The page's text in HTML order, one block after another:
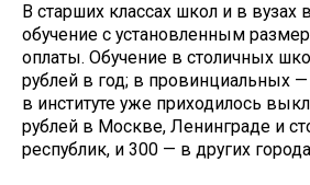
В старших классах школ и в вузах
обучение с установленным
оплаты. Обучение в столичных
рублей в год; в провинциальных —
в институте уже приходилось
рублей в Москве, Ленинграде и
республик, и 300 — в других